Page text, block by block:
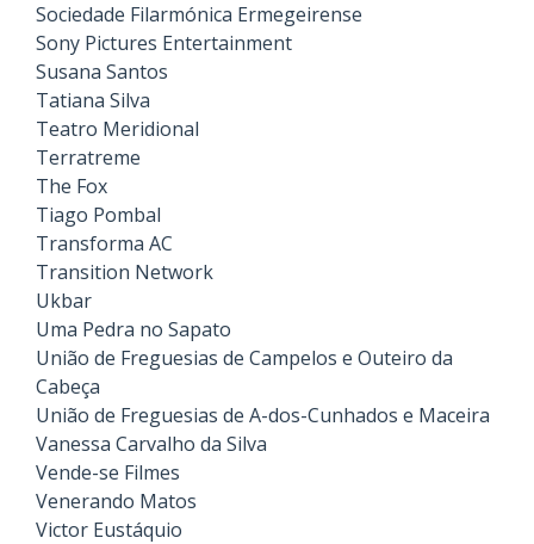
Sociedade Filarmónica Ermegeirense
Sony Pictures Entertainment
Susana Santos
Tatiana Silva
Teatro Meridional
Terratreme
The Fox
Tiago Pombal
Transforma AC
Transition Network
Ukbar
Uma Pedra no Sapato
União de Freguesias de Campelos e Outeiro da
Cabeça
União de Freguesias de A-dos-Cunhados e Maceira
Vanessa Carvalho da Silva
Vende-se Filmes
Venerando Matos
Victor Eustáquio